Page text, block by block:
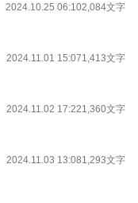
2024.10.25 06:102,084文字
2024.11.01 15:071,413文字
2024.11.02 17:221,360文字
2024.11.03 13:081,293文字